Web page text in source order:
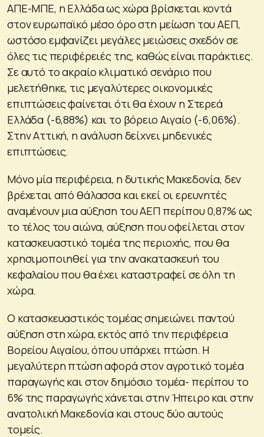
ΑΠΕ-ΜΠΕ, η Ελλάδα ως χώρα βρίσκεται κοντά
στον ευρωπαϊκό μέσο όρο στη μείωση του ΑΕΠ,
ωστόσο εμφανίζει μεγάλες μειώσεις σχεδόν σε
όλες τις περιφέρειές της, καθώς είναι παράκτιες.
Σε αυτό το ακραίο κλιματικό σενάριο που
μελετήθηκε, τις μεγαλύτερες οικονομικές
επιπτώσεις φαίνεται ότι θα έχουν η Στερεά
Ελλάδα (-6,88%) και το βόρειο Αιγαίο (-6,06%).
Στην Αττική, η ανάλυση δείχνει μηδενικές
επιπτώσεις.
Μόνο μία περιφέρεια, η δυτικής Μακεδονία, δεν
βρέχεται από θάλασσα και εκεί οι ερευνητές
αναμένουν μια αύξηση του ΑΕΠ περίπου 0,87% ως
το τέλος του αιώνα, αύξηση που οφείλεται στον
κατασκευαστικό τομέα της περιοχής, που θα
χρησιμοποιηθεί για την ανακατασκευή του
κεφαλαίου που θα έχει καταστραφεί σε όλη τη
χώρα.
Ο κατασκευαστικός τομέας σημειώνει παντού
αύξηση στη χώρα, εκτός από την περιφέρεια
Βορείου Αιγαίου, όπου υπάρχει πτώση. Η
μεγαλύτερη πτώση αφορά στον αγροτικό τομέα
παραγωγής και στον δημόσιο τομέα- περίπου το
6% της παραγωγής χάνεται στην Ήπειρο και στην
ανατολική Μακεδονία και στους δύο αυτούς
τομείς.